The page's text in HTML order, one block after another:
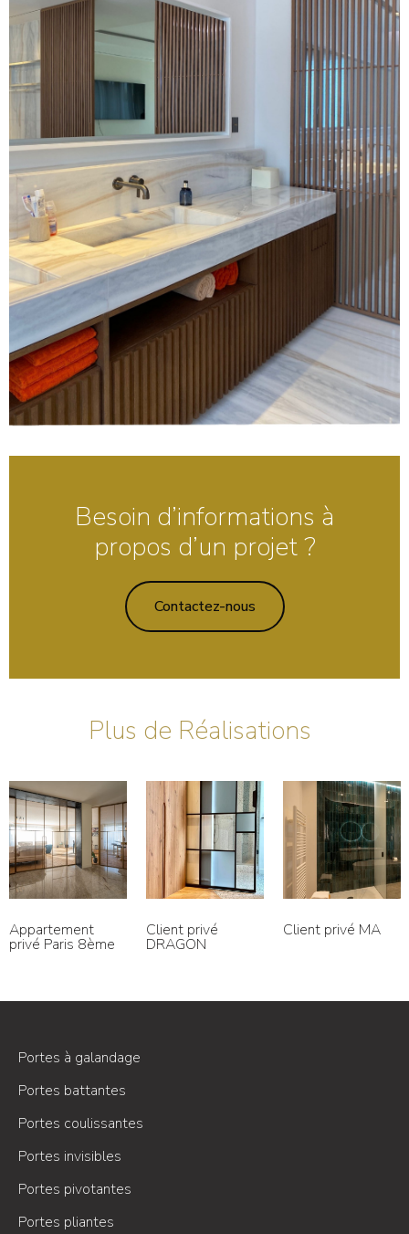
Besoin d’informations à
propos d’un projet ?
Contactez-nous
Plus de Réalisations
Client privé
DRAGON
Client privé MA Bureaux – Paris
Portes à galandage
Portes battantes
Portes coulissantes
Portes invisibles
Portes pivotantes
Portes pliantes